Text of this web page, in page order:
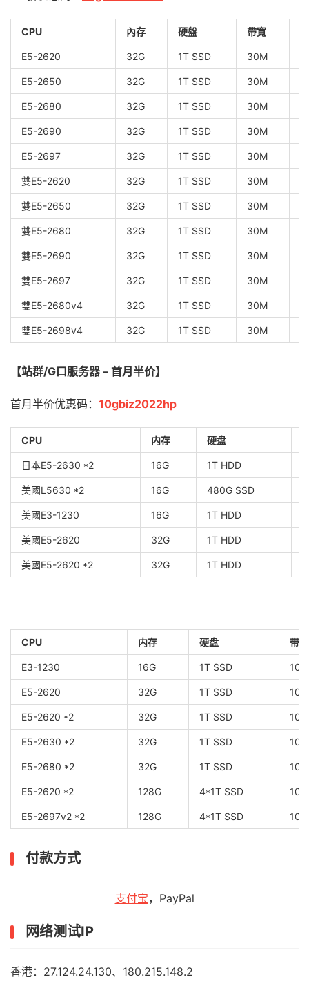
CPU 內存 硬盤 帶寬
E5-2620 32G 1T SSD 30M
E5-2650 32G 1T SSD 30M
E5-2680 32G 1T SSD 30M
E5-2690 32G 1T SSD 30M
E5-2697 32G 1T SSD 30M
雙E5-2620 32G 1T SSD 30M
雙E5-2650 32G 1T SSD 30M
雙E5-2680 32G 1T SSD 30M
雙E5-2690 32G 1T SSD 30M
雙E5-2697 32G 1T SSD 30M
雙E5-2680v4 32G 1T SSD 30M
雙E5-2698v4 32G 1T SSD 30M
【站群/G口服务器 – 首月半价】
首月半价优惠码： 10gbiz2022hp
CPU 内存 硬盘
日本E5-2630 *2 16G 1T HDD
美國L5630 *2 16G 480G SSD
美國E3-1230 16G 1T HDD
美國E5-2620 32G 1T HDD
美國E5-2620 *2 32G 1T HDD
CPU 内存 硬盘 带宽
E3-1230 16G 1T SSD
E5-2620 32G 1T SSD
E5-2620 *2 32G 1T SSD
E5-2630 *2 32G 1T SSD
E5-2680 *2 32G 1T SSD
E5-2620 *2 128G 4*1T SSD 10G
E5-2697v2 *2 128G 4*1T SSD 10G
付款方式
支付宝，PayPal
网络测试IP
香港：27.124.24.130、180.215.148.2